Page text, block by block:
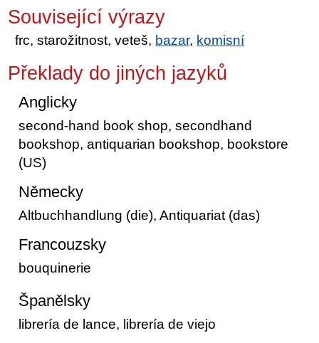
Související výrazy
frc, starožitnost, veteš, bazar, komisní
Překlady do jiných jazyků
Anglicky
second-hand book shop, secondhand
bookshop, antiquarian bookshop, bookstore
(US)
Německy
Altbuchhandlung (die), Antiquariat (das)
Francouzsky
bouquinerie
Španělsky
librería de lance, librería de viejo